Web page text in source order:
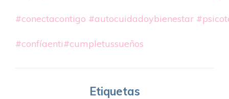
#conectacontigo #autocuidadoybienestar
#confíaenti#cumpletussueños
Etiquetas